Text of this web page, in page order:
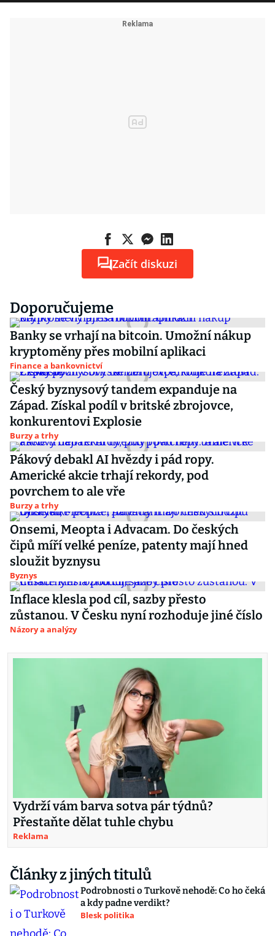
Začít diskuzi
Doporučujeme
Banky se vrhají na bitcoin. Umožní nákup
kryptoměny přes mobilní aplikaci
Finance a bankovnictví
Český byznysový tandem expanduje na
Západ. Získal podíl v britské zbrojovce,
konkurentovi Explosie
Burzy a trhy
Pákový debakl AI hvězdy i pád ropy.
Americké akcie trhají rekordy, pod
povrchem to ale vře
Burzy a trhy
Onsemi, Meopta i Advacam. Do českých
čipů míří velké peníze, patenty mají hned
sloužit byznysu
Byznys
Inflace klesla pod cíl, sazby přesto
zůstanou. V Česku nyní rozhoduje jiné číslo
Názory a analýzy
Vydrží vám barva sotva pár týdnů?
Přestaňte dělat tuhle chybu
Reklama
Články z jiných titulů
Podrobnosti o Turkově nehodě: Co ho čeká
a kdy padne verdikt?
Blesk politika